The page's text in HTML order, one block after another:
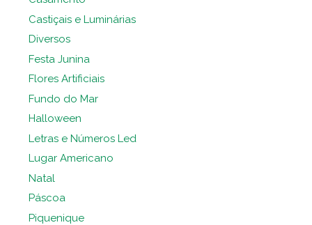
Castiçais e Luminárias
Diversos
Festa Junina
Flores Artificiais
Fundo do Mar
Halloween
Letras e Números Led
Lugar Americano
Natal
Páscoa
Piquenique